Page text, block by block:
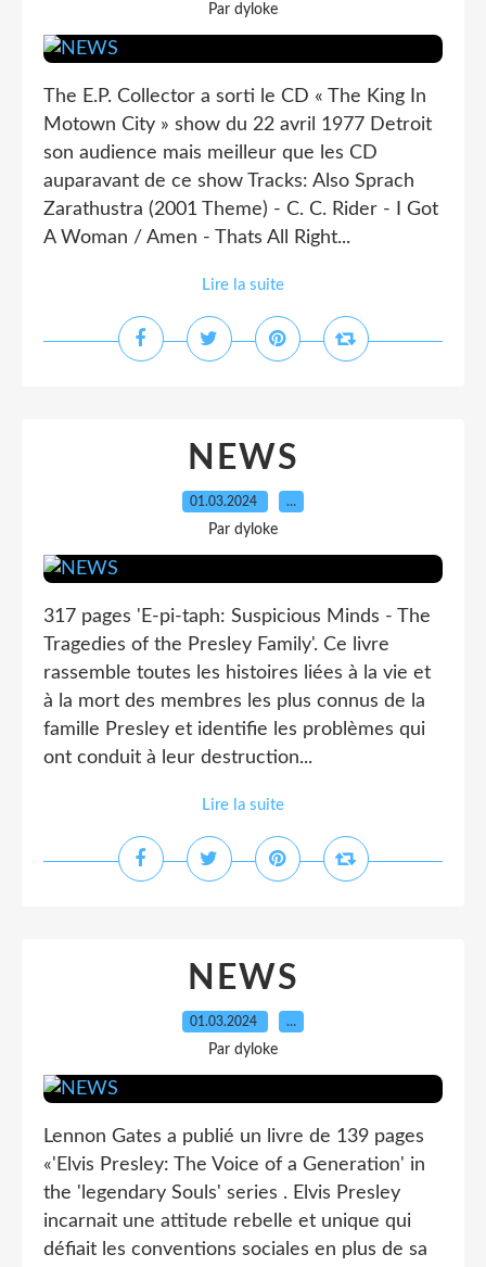
Par dyloke
The E.P. Collector a sorti le CD « The King In
Motown City » show du 22 avril 1977 Detroit
son audience mais meilleur que les CD
auparavant de ce show Tracks: Also Sprach
Zarathustra (2001 Theme) - C. C. Rider - I Got
A Woman / Amen - Thats All Right...
Lire la suite
NEWS
01.03.2024 …
Par dyloke
317 pages 'E-pi-taph: Suspicious Minds - The
Tragedies of the Presley Family'. Ce livre
rassemble toutes les histoires liées à la vie et
à la mort des membres les plus connus de la
famille Presley et identifie les problèmes qui
ont conduit à leur destruction...
Lire la suite
NEWS
01.03.2024 …
Par dyloke
Lennon Gates a publié un livre de 139 pages
«'Elvis Presley: The Voice of a Generation' in
the 'legendary Souls' series . Elvis Presley
incarnait une attitude rebelle et unique qui
défiait les conventions sociales en plus de sa